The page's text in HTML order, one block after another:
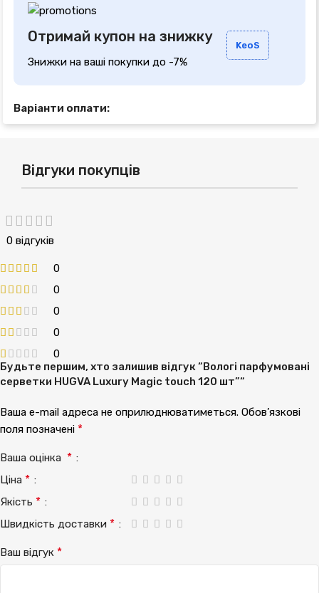
Отримай купон на знижку
Знижки на ваші покупки до -7%
KeoS
Варіанти оплати:
Відгуки покупців
0 відгуків
0
0
0
0
0
Будьте першим, хто залишив відгук “Вологі парфумовані
серветки HUGVA Luxury Magic touch 120 шт”“
Ваша e-mail адреса не оприлюднюватиметься. Обов’язкові
поля позначені *
Ваша оцінка *
Ціна *
Якість *
Швидкість доставки *
Ваш відгук *